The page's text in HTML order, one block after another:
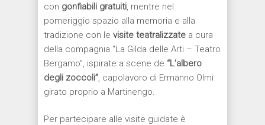
con gonfiabili gratuiti , mentre nel
pomeriggio spazio alla memoria e alla
tradizione con le visite teatralizzate a cura
della compagnia “La Gilda delle Arti – Teatro
Bergamo”, ispirate a scene de “L’albero
degli zoccoli” , capolavoro di Ermanno Olmi
girato proprio a Martinengo.
Per partecipare alle visite guidate è